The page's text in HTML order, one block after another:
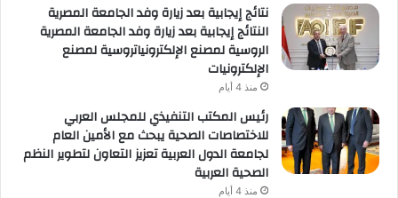
نتائج إيجابية بعد زيارة وفد الجامعة المصرية
النتائج إيجابية بعد زيارة وفد الجامعة المصرية
الروسية لمصنع الإلكترونياتروسية لمصنع
الإلكترونيات
منذ 4 أيام
رئيس المكتب التنفيذي للمجلس العربي
للاختصاصات الصحية يبحث مع الأمين العام
لجامعة الدول العربية تعزيز التعاون لتطوير النظم
الصحية العربية
منذ 4 أيام